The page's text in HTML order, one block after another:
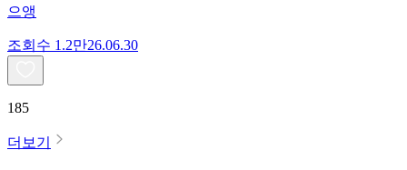
으앵
조회수 1.2만26.06.30
185
더보기